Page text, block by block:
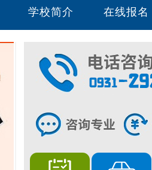
学校简介 在线报名